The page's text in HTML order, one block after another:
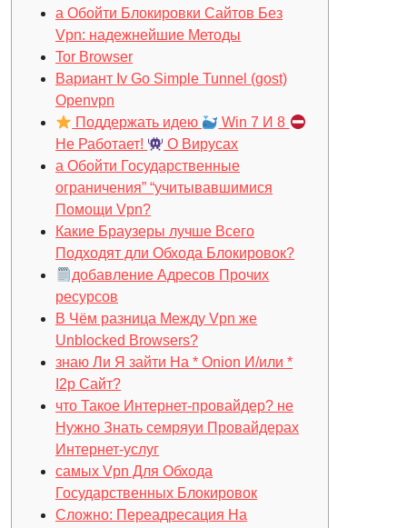
а Обойти Блокировки Сайтов Без
Vpn: надежнейшие Методы
Tor Browser
Вариант Iv Go Simple Tunnel (gost)
Openvpn
Поддержать идею
Win 7 И 8
Не Работает!
О Вирусах
а Обойти Государственные
ограничения” “учитывавшимися
Помощи Vpn?
Какие Браузеры лучше Всего
Подходят дли Обхода Блокировок?
добавление Адресов Прочих
ресурсов
В Чём разница Между Vpn же
Unblocked Browsers?
знаю Ли Я зайти На * Onion И/или *
I2p Сайт?
что Такое Интернет-провайдер? не
Нужно Знать семряуи Провайдерах
Интернет-услуг
самых Vpn Для Обхода
Государственных Блокировок
Сложно: Переадресация На